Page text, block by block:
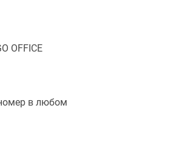
OFFICE
в любом
аналитики
средний чек